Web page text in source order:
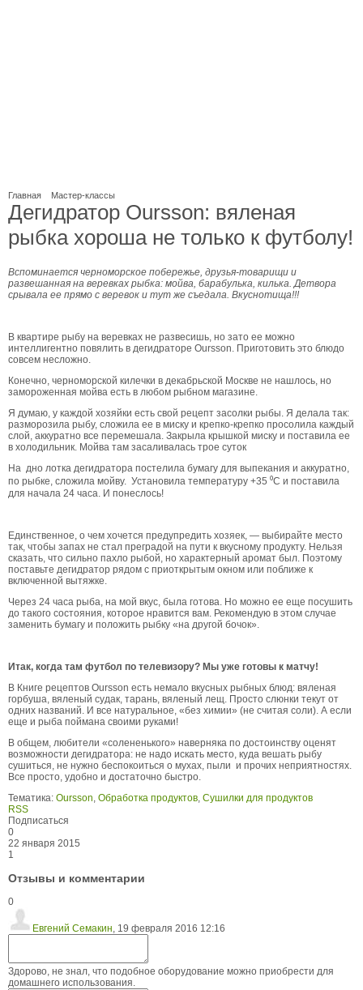
Главная Мастер-классы
Дегидратор Oursson: вяленая
рыбка хороша не только к футболу!
Вспоминается черноморское побережье, друзья-товарищи и
развешанная на веревках рыбка: мойва, барабулька, килька. Детвора
срывала ее прямо с веревок и тут же съедала. Вкуснотища!!!
В квартире рыбу на веревках не развесишь, но зато ее можно
интеллигентно повялить в дегидраторе Oursson. Приготовить это блюдо
совсем несложно.
Конечно, черноморской килечки в декабрьской Москве не нашлось, но
замороженная мойва есть в любом рыбном магазине.
Я думаю, у каждой хозяйки есть свой рецепт засолки рыбы. Я делала так:
разморозила рыбу, сложила ее в миску и крепко-крепко просолила каждый
слой, аккуратно все перемешала. Закрыла крышкой миску и поставила ее
в холодильник. Мойва там засаливалась трое суток
На дно лотка дегидратора постелила бумагу для выпекания и аккуратно,
по рыбке, сложила мойву. Установила температуру +35 ⁰С и поставила
для начала 24 часа. И понеслось!
Единственное, о чем хочется предупредить хозяек, — выбирайте место
так, чтобы запах не стал преградой на пути к вкусному продукту. Нельзя
сказать, что сильно пахло рыбой, но характерный аромат был. Поэтому
поставьте дегидратор рядом с приоткрытым окном или поближе к
включенной вытяжке.
Через 24 часа рыба, на мой вкус, была готова. Но можно ее еще посушить
до такого состояния, которое нравится вам. Рекомендую в этом случае
заменить бумагу и положить рыбку «на другой бочок».
Итак, когда там футбол по телевизору? Мы уже готовы к матчу!
В Книге рецептов Oursson есть немало вкусных рыбных блюд: вяленая
горбуша, вяленый судак, тарань, вяленый лещ. Просто слюнки текут от
одних названий. И все натуральное, «без химии» (не считая соли). А если
еще и рыба поймана своими руками!
В общем, любители «солененького» наверняка по достоинству оценят
возможности дегидратора: не надо искать место, куда вешать рыбу
сушиться, не нужно беспокоиться о мухах, пыли и прочих неприятностях.
Все просто, удобно и достаточно быстро.
Тематика: Oursson, Обработка продуктов, Сушилки для продуктов
RSS
Подписаться
0
22 января 2015
1
Отзывы и комментарии
0
Евгений Семакин, 19 февраля 2016 12:16
Здорово, не знал, что подобное оборудование можно приобрести для
домашнего использования.